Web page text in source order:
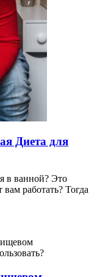
Диета для
в ванной? Это
работать? Тогда